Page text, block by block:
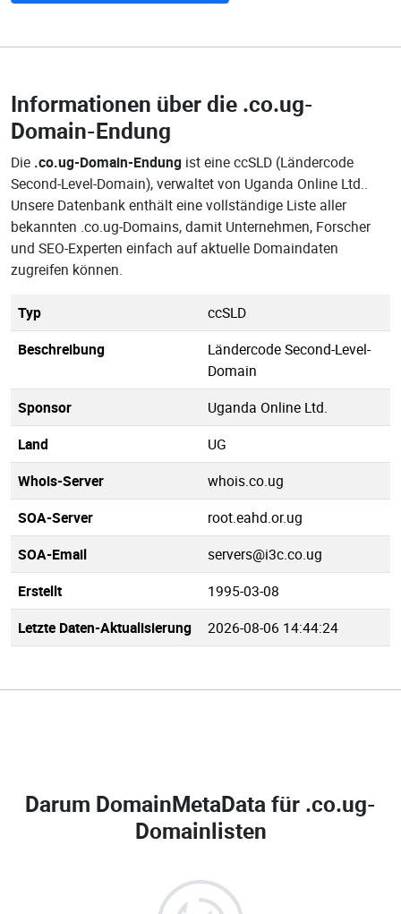
Informationen über die .co.ug-
Domain-Endung
Die .co.ug-Domain-Endung ist eine ccSLD (Ländercode
Second-Level-Domain), verwaltet von Uganda Online Ltd..
Unsere Datenbank enthält eine vollständige Liste aller
bekannten .co.ug-Domains, damit Unternehmen, Forscher
und SEO-Experten einfach auf aktuelle Domaindaten
zugreifen können.
Typ
ccSLD
Beschreibung
Ländercode Second-Level-
Domain
Sponsor
Uganda Online Ltd.
Land
UG
Whois-Server
whois.co.ug
SOA-Server
root.eahd.or.ug
SOA-Email
servers@i3c.co.ug
Erstellt
1995-03-08
Letzte Daten-Aktualisierung
2026-08-06 14:44:24
Darum DomainMetaData für .co.ug-
Domainlisten